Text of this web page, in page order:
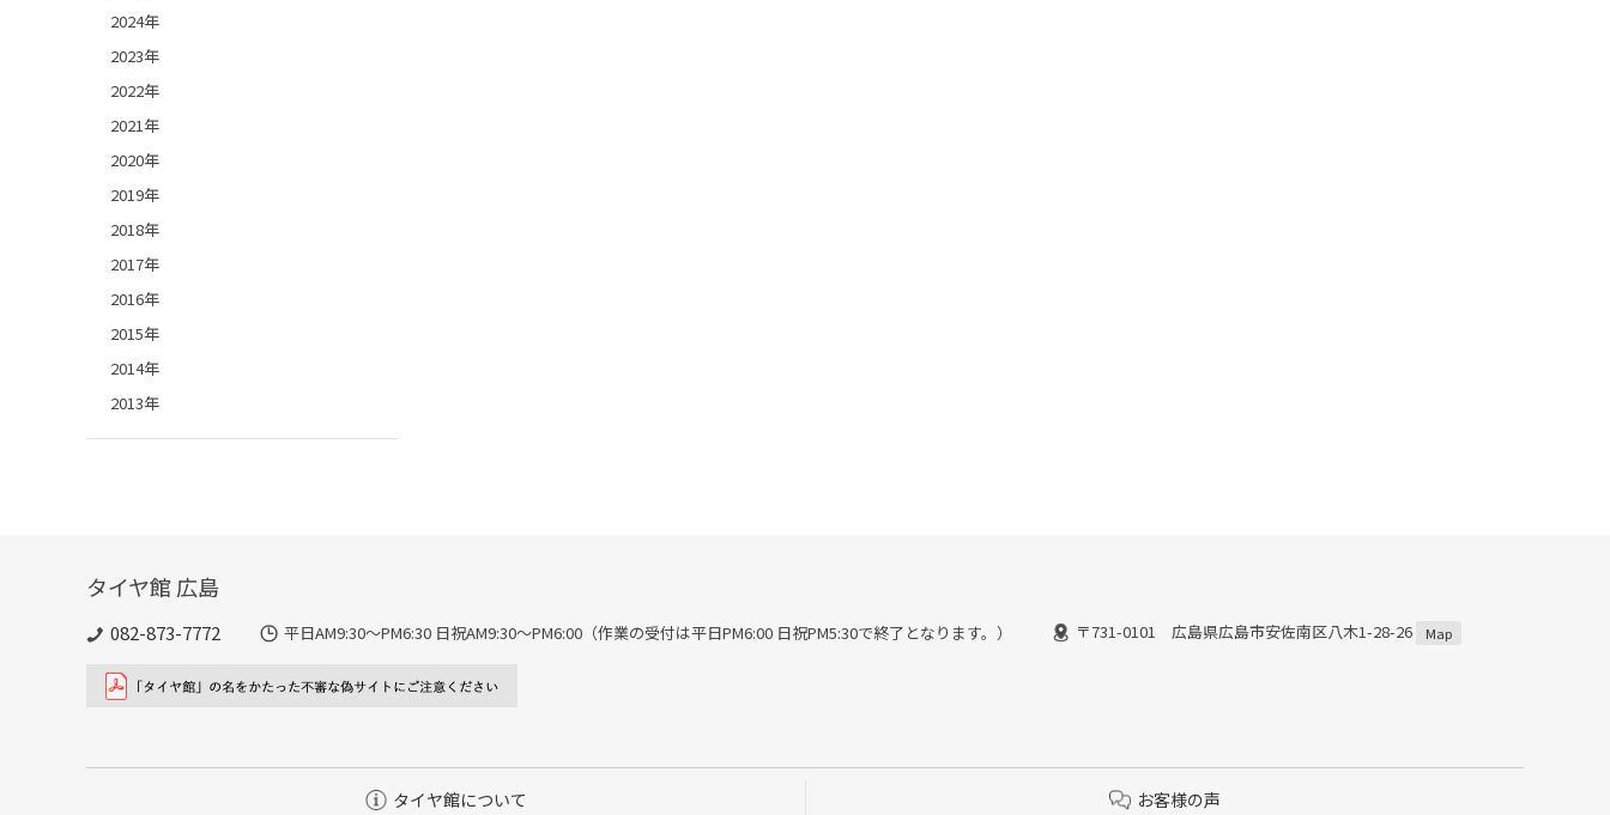
2024年
2023年
2022年
2021年
2020年
2019年
2018年
2017年
2016年
2015年
2014年
2013年
タイヤ館 広島
082-873-7772 平日AM9:30～PM6:30 日祝AM9:30〜PM6:00（作業の受付は平日PM6:00 日祝PM5:30で終了となります。） 〒731-0101 広島県広島市安佐南区八木1-28-26 Map
タイヤ館について お客様の声